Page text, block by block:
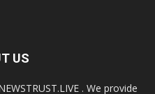
US
. We provide